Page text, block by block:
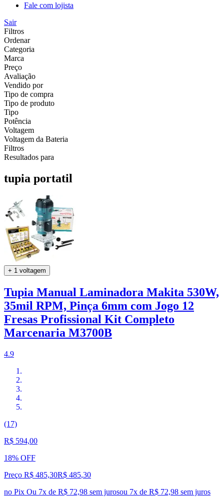
Fale com lojista
Sair
Filtros
Ordenar
Categoria
Marca
Preço
Avaliação
Vendido por
Tipo de compra
Tipo de produto
Tipo
Potência
Voltagem
Voltagem da Bateria
Filtros
Resultados para
tupia portatil
+ 1 voltagem
Tupia Manual Laminadora Makita 530W,
35mil RPM, Pinça 6mm com Jogo 12
Fresas Profissional Kit Completo
Marcenaria M3700B
4.9
(17)
R$ 594,00
18% OFF
Preço R$ 485,30R$ 485,30
no Pix Ou 7x de R$ 72,98 sem jurosou 7x de R$ 72,98 sem juros